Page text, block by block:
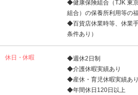
◆健康保険組合（TJK 東
組合）の保養所利用等の
◆百貨店休業時等、休業
条件あり）
休日・休暇
◆週休2日制
◆介護休暇実績あり
◆産休・育児休暇実績あり
◆年間休日120日以上